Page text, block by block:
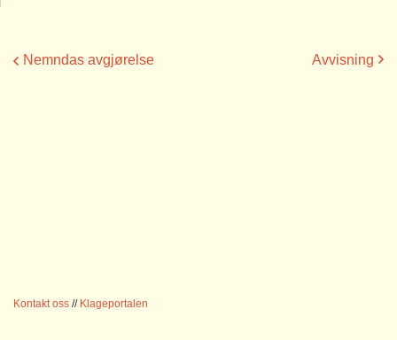
Nemndas avgjørelse Avvisning
Kontakt oss // Klageportalen